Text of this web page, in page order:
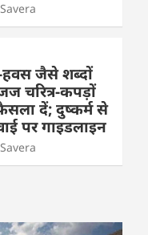
जैसे शब्दों
चरित्र-कपड़ों
दें; दुष्कर्म से
पर गाइडलाइन